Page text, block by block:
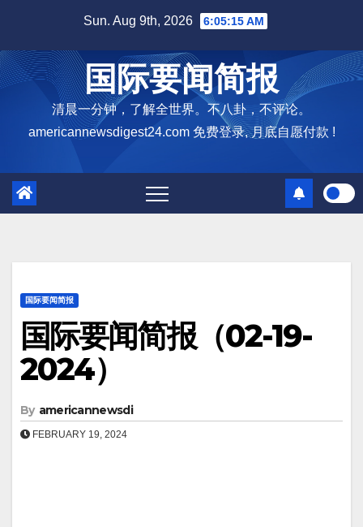
content
Sun. Aug 9th, 2026 6:05:16 AM
国际要闻简报
清晨一分钟，了解全世界。不八卦，不评论。
americannewsdigest24.com 免费登录, 月底自愿付款 !
国际要闻简报
国际要闻简报（02-19-
2024）
By americannewsdi
FEBRUARY 19, 2024